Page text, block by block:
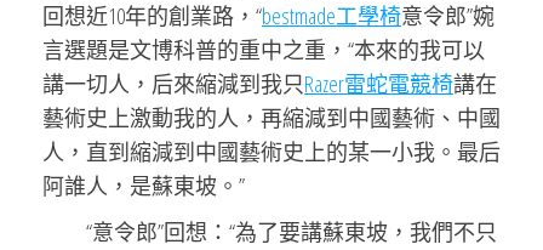
回想近10年的創業路，“bestmade工學椅意令郎”婉
言選題是文博科普的重中之重，“本來的我可以
講一切人，后來縮減到我只Razer雷蛇電競椅講在
藝術史上激動我的人，再縮減到中國藝術、中國
人，直到縮減到中國藝術史上的某一小我。最后
阿誰人，是蘇東坡。”
“意令郎”回想：“為了要講蘇東坡，我們不只